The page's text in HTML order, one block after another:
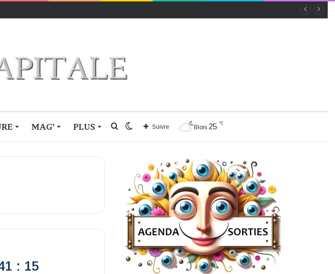
MAG’ PLUS Blois 25 ℃
Suivre
Switch
Rechercher
: 15